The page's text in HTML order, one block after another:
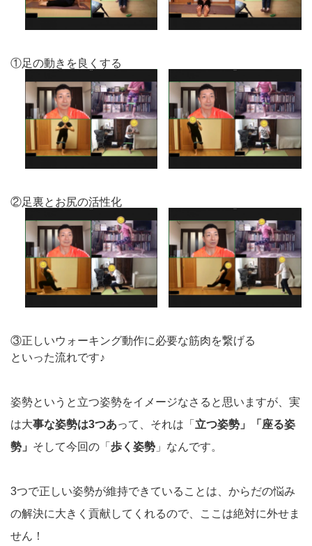
①足の動きを良くする
②足裏とお尻の活性化
③正しいウォーキング動作に必要な筋肉を繋げる
といった流れです♪
姿勢というと立つ姿勢をイメージなさると思いますが、実
は大事な姿勢は3つあって、それは「 立つ姿勢」「座る姿
勢」 そして今回の「 歩く姿勢 」なんです。
3つで正しい姿勢が維持できていることは、からだの悩み
の解決に大きく貢献してくれるので、ここは絶対に外せま
せん！